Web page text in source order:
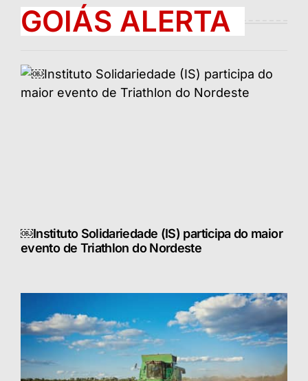
GOIÁS ALERTA
￼Instituto Solidariedade (IS) participa do maior
evento de Triathlon do Nordeste